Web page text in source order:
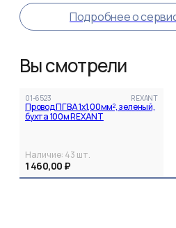
Подробнее о
Вы смотрели
01-6523 REXANT
Провод ПГВА 1х1,00мм², зеленый,
бухта 100м REXANT
Наличие: 43 шт.
1 460,00 ₽